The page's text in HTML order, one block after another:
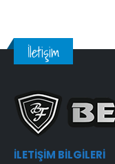
İletişim
İLETIŞIM BILGILERI